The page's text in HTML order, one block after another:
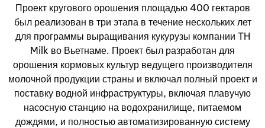
Проект кругового орошения площадью 400 гектаров
был реализован в три этапа в течение нескольких лет
для программы выращивания кукурузы компании TH
Milk во Вьетнаме. Проект был разработан для
орошения кормовых культур ведущего производителя
молочной продукции страны и включал полный проект и
поставку водной инфраструктуры, включая плавучую
насосную станцию на водохранилище, питаемом
дождями, и полностью автоматизированную систему